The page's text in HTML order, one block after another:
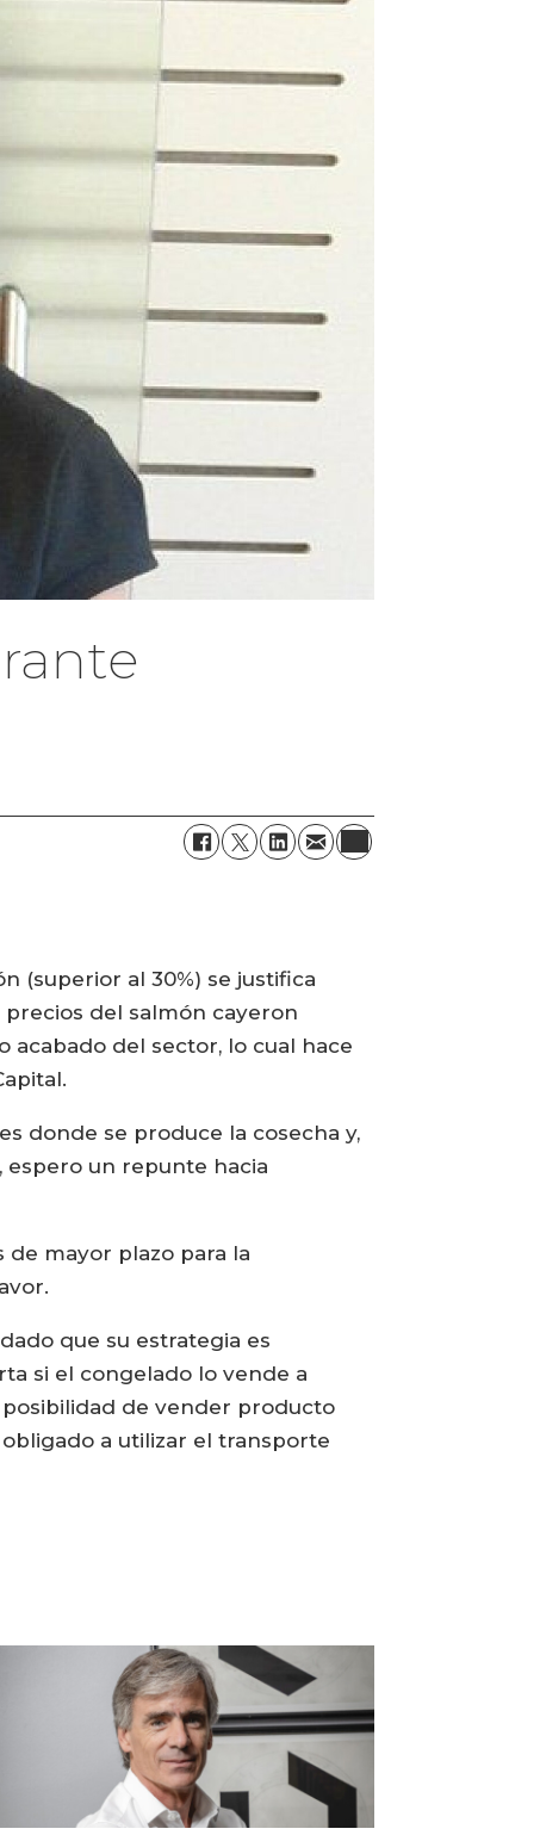
(superior al 30%) se justifica
del salmón cayeron
del sector, lo cual hace
donde se produce la cosecha y,
espero un repunte hacia
mayor plazo para la
que su estrategia es
si el congelado lo vende a
posibilidad de vender producto
a utilizar el transporte